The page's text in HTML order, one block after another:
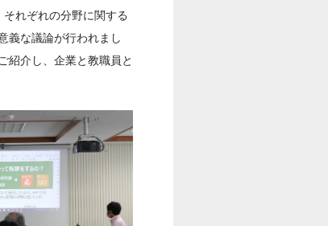
れぞれの分野に関する
義な議論が行われまし
紹介し、企業と教職員と